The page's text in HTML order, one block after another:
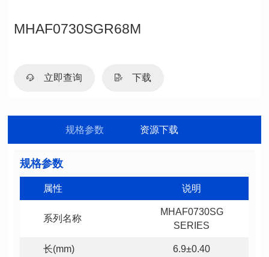
MHAF0730SGR68M
立即查询 下载
规格参数 资源下载
规格参数
属性 说明
系列名称
SERIES
长(mm) 6.9±0.40